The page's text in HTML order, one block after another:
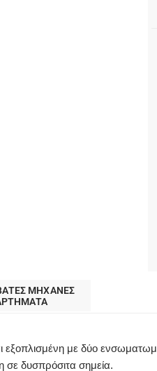
ΜΗΧΑΝΕΣ
με δύο
σε δυσπρόσιτα σημεία.